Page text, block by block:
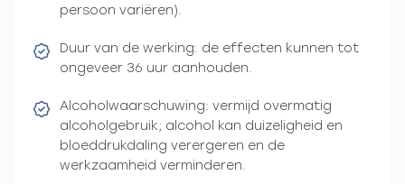
persoon variëren).
Duur van de werking: de effecten kunnen tot
ongeveer 36 uur aanhouden.
Alcoholwaarschuwing: vermijd overmatig
alcoholgebruik; alcohol kan duizeligheid en
bloeddrukdaling verergeren en de
werkzaamheid verminderen.